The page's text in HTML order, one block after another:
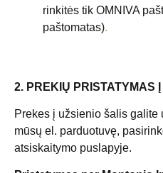
rinkitės tik OMNIVA
paštomatas).
2. PREKIŲ PRISTATYMAS
Prekes į užsienio šalis
mūsų el. parduotuvę,
atsiskaitymo puslapyje.